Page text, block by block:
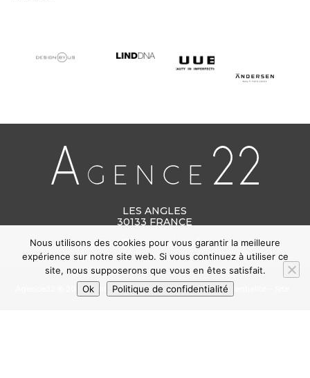
LES ANGLES
30133 FRANCE
contact@agencevingtdeux.fr
2022 Mentions légales–Politique de confidentialité
Nous utilisons des cookies pour vous garantir la meilleure
expérience sur notre site web. Si vous continuez à utiliser ce
site, nous supposerons que vous en êtes satisfait.
Ok
Politique de confidentialité